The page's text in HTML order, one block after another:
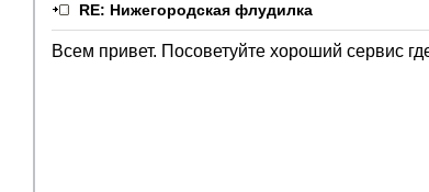
RE: Нижегородская флудилка
Всем привет. Посоветуйте хороший сервис